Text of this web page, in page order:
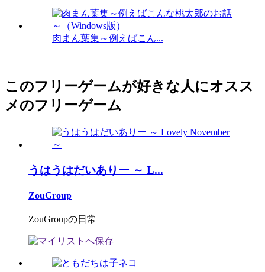
肉まん葉集～例えばこん...
このフリーゲームが好きな人にオスス
メのフリーゲーム
うはうはだいありー ～ L...
ZouGroup
ZouGroupの日常